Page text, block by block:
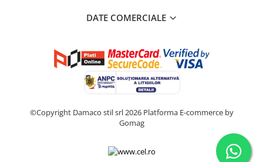
DATE COMERCIALE
©Copyright Damaco stil srl 2026 Platforma E-commerce by
Gomag